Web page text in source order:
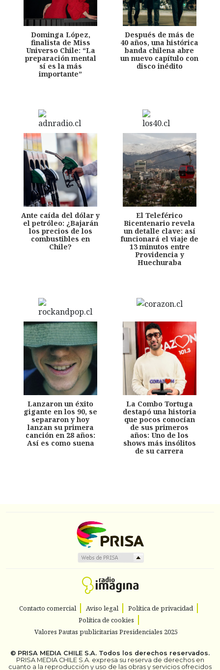
Dominga López,
finalista de Miss
Universo Chile: “La
preparación mental
sí es la más
importante”
Después de más de
40 años, una histórica
banda chilena abre
un nuevo capítulo con
disco inédito
Ante caída del dólar y
el petróleo: ¿Bajarán
los precios de los
combustibles en
Chile?
El Teleférico
Bicentenario revela
un detalle clave: así
funcionará el viaje de
13 minutos entre
Providencia y
Huechuraba
Lanzaron un éxito
gigante en los 90, se
separaron y hoy
lanzan su primera
canción en 28 años:
Así es como suena
La Combo Tortuga
destapó una historia
que pocos conocían
de sus primeros
años: Uno de los
shows más insólitos
de su carrera
Contacto comercial Aviso legal
Política de privacidad
Política de cookies
Valores Pautas publicitarias Presidenciales 2025
© PRISA MEDIA CHILE S.A. Todos los derechos reservados.
PRISA MEDIA CHILE S.A. expresa su reserva de derechos en
cuanto a la reproducción y uso de las obras y servicios ofrecidos